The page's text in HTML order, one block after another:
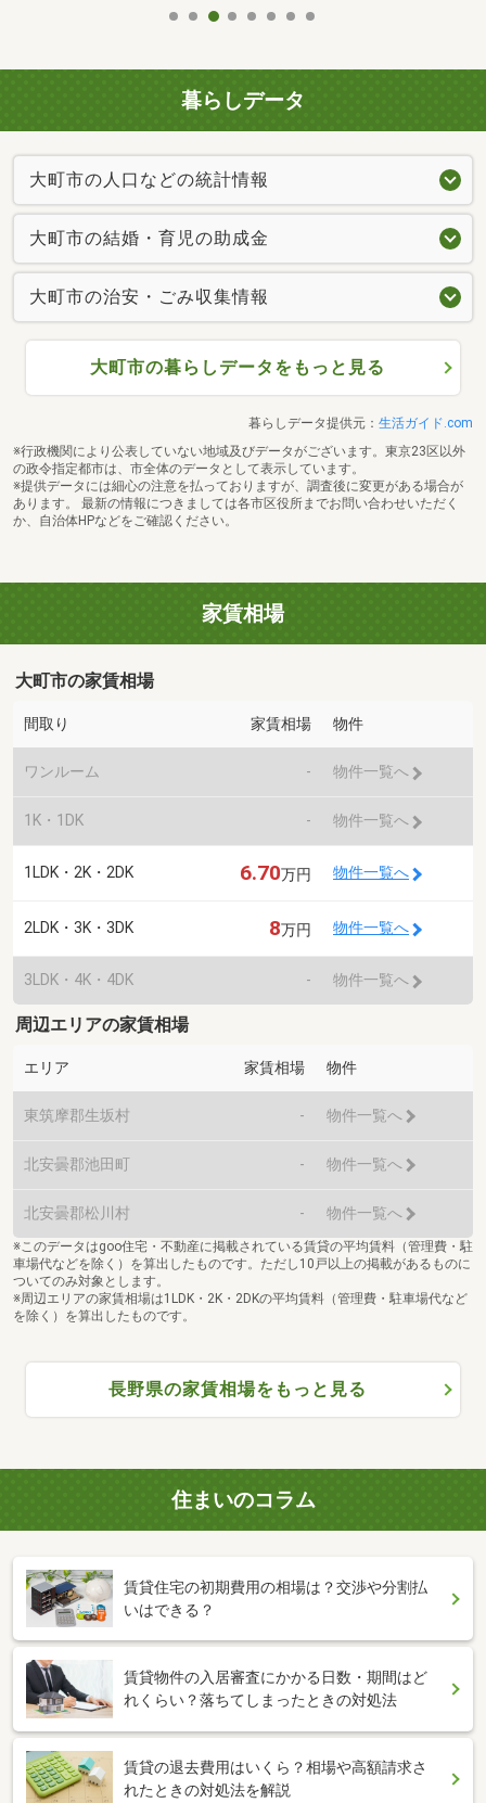
暮らしデータ
大町市の人口などの統計情報
大町市の結婚・育児の助成金
大町市の治安・ごみ収集情報
大町市の暮らしデータをもっと見る
暮らしデータ提供元： 生活ガイド.com
※行政機関により公表していない地域及びデータがございます。東京23区以外
の政令指定都市は、市全体のデータとして表示しています。
※提供データには細心の注意を払っておりますが、調査後に変更がある場合が
あります。 最新の情報につきましては各市区役所までお問い合わせいただく
か、自治体HPなどをご確認ください。
家賃相場
大町市の家賃相場
間取り 家賃相場 物件
ワンルーム - 物件一覧へ
1K・1DK - 物件一覧へ
1LDK・2K・2DK 6.70万円 物件一覧へ
2LDK・3K・3DK 8万円 物件一覧へ
3LDK・4K・4DK - 物件一覧へ
周辺エリアの家賃相場
エリア 家賃相場 物件
東筑摩郡生坂村 - 物件一覧へ
北安曇郡池田町 - 物件一覧へ
北安曇郡松川村 - 物件一覧へ
※このデータはgoo住宅・不動産に掲載されている賃貸の平均賃料（管理費・駐
車場代などを除く）を算出したものです。ただし10戸以上の掲載があるものに
ついてのみ対象とします。
※周辺エリアの家賃相場は1LDK・2K・2DKの平均賃料（管理費・駐車場代など
を除く）を算出したものです。
長野県の家賃相場をもっと見る
住まいのコラム
賃貸住宅の初期費用の相場は？交渉や分割払
いはできる？
賃貸物件の入居審査にかかる日数・期間はど
れくらい？落ちてしまったときの対処法
賃貸の退去費用はいくら？相場や高額請求さ
れたときの対処法を解説